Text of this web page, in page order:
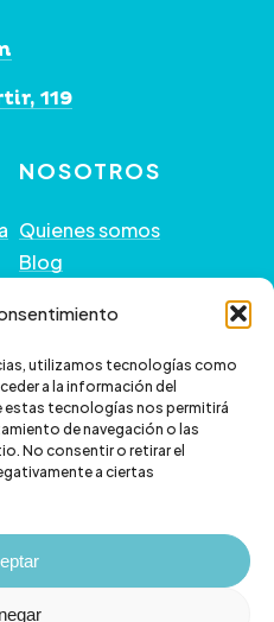
utilizamos tecnologías como
a la información del
tecnologías nos permitirá
de navegación o las
No consentir o retirar el
a ciertas
119
NOSOTROS
Quienes somos
Blog
+ INFORMACIÓN
Política de envío
Cambios y devoluciones
Política de Privacidad